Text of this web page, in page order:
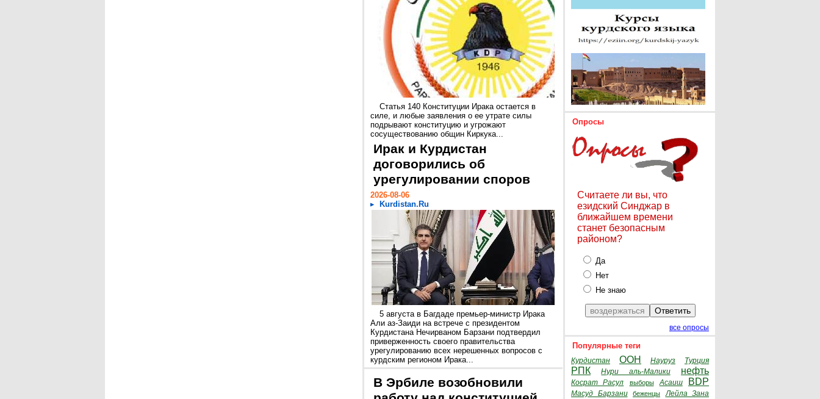
Статья 140 Конституции Ирака остается в
силе, и любые заявления о ее утрате силы
подрывают конституцию и угрожают
сосуществованию общин Киркука...
Ирак и Курдистан
договорились об
урегулировании споров
2026-08-06
Kurdistan.Ru
5 августа в Багдаде премьер-министр Ирака
Али аз-Заиди на встрече с президентом
Курдистана Нечирваном Барзани подтвердил
приверженность своего правительства
урегулированию всех нерешенных вопросов с
курдским регионом Ирака...
В Эрбиле возобновили
Опросы
Считаете ли вы, что
езидский Синджар в
ближайшем времени
станет безопасным
районом?
Да
Нет
Не знаю
все опросы
Популярные теги
Курдистан ООН Науруз Турция
РПК Нури аль-Малики нефть
Косрат Расул выборы Асаиш BDP
Масуд Барзани беженцы
Лейла Зана